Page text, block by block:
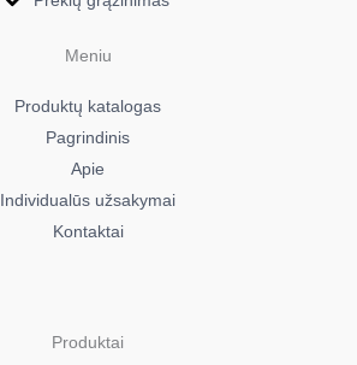
Meniu
Produktų katalogas
Pagrindinis
Apie
Individualūs užsakymai
Kontaktai
Produktai